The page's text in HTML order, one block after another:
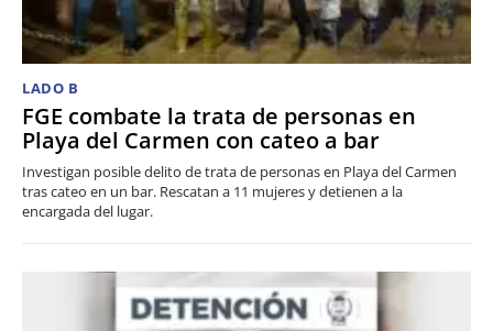
LADO B
FGE combate la trata de personas en
Playa del Carmen con cateo a bar
Investigan posible delito de trata de personas en Playa del Carmen
tras cateo en un bar. Rescatan a 11 mujeres y detienen a la
encargada del lugar.